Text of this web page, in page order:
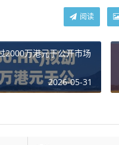
阅读
2000万港元于公开市场
2026-05-31